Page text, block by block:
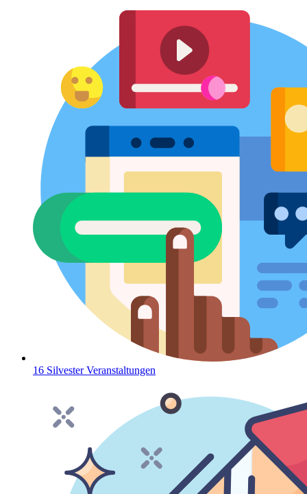
16 Silvester Veranstaltungen